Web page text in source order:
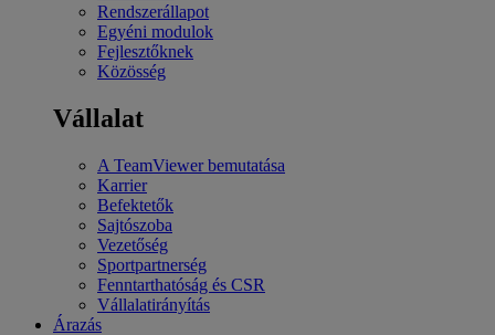
Rendszerállapot
Egyéni modulok
Fejlesztőknek
Közösség
Vállalat
A TeamViewer bemutatása
Karrier
Befektetők
Sajtószoba
Vezetőség
Sportpartnerség
Fenntarthatóság és CSR
Vállalatirányítás
Árazás